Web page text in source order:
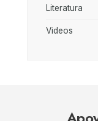
Literatura
Videos